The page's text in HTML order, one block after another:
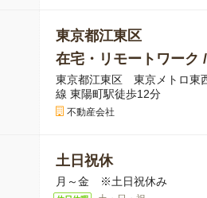
東京都江東区
在宅・リモートワーク
東京都江東区 東京メトロ東
線 東陽町駅徒歩12分
不動産会社
土日祝休
月～金 ※土日祝休み